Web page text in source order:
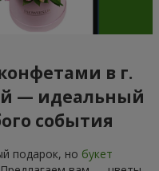
в г.
— идеальный
события
подарок, но букет